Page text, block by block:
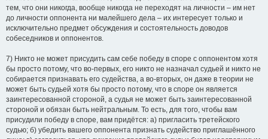
тем, что они никогда, вообще никогда не переходят на личности – им нет
до личности оппонента ни малейшего дела – их интересует только и
исключительно предмет обсуждения и состоятельность доводов
собеседников и оппонентов.
7) Никто не может присудить сам себе победу в споре с оппонентом хотя
бы просто потому, что во-первых, его никто не назначал судьей и никто не
собирается признавать его судейства, а во-вторых, он даже в теории не
может быть судьей хотя бы просто потому, что в споре он является
заинтересованной стороной, а судья не может быть заинтересованной
стороной и обязан быть нейтральным. То есть, для того, чтобы вам
присудили победу в споре, вам придётся: а) пригласить третейского
судью; б) убедить вашего оппонента признать судейство приглашённого